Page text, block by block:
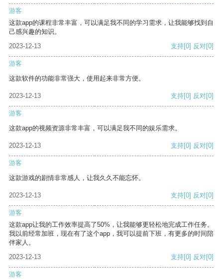
游客
这款app的课程非常丰富，可以满足我不同的学习需求，让我能够找到自
己感兴趣的知识。
2023-12-13
支持[0] 反对[0]
游客
这款软件的功能非常强大，使用起来非常方便。
2023-12-13 支持[0] 反对[0]
游客
这款app的视频资源非常丰富，可以满足我不同的娱乐需求。
2023-12-13 支持[0] 反对[0]
游客
这款游戏的剧情非常感人，让我久久不能忘怀。
2023-12-13 支持[0] 反对[0]
游客
这款app让我的工作效率提高了50%，让我能够更轻松地完成工作任务。
我以前经常加班，现在有了这个app，我可以提前下班，有更多的时间陪
伴家人。
2023-12-13
支持[0] 反对[0]
游客